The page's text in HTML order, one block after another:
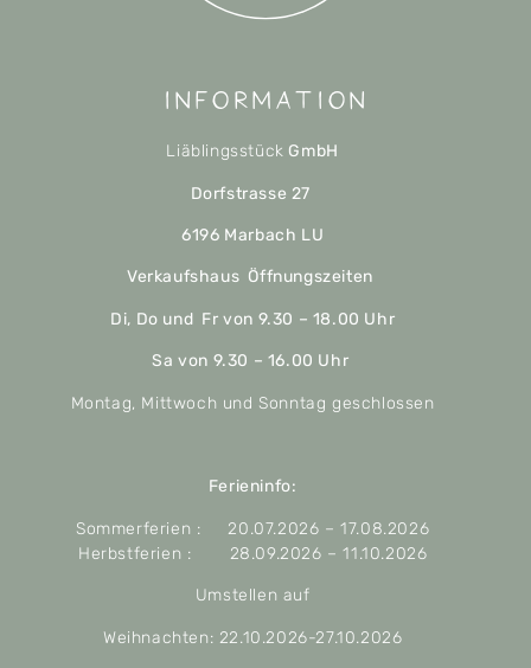
Information
Liäblingsstück GmbH
Dorfstrasse 27
6196 Marbach LU
Verkaufshaus Öffnungszeiten
Di, Do und Fr von 9.30 – 18.00 Uhr
Sa von 9.30 – 16.00 Uhr
Montag, Mittwoch und Sonntag geschlossen
Ferieninfo:
Sommerferien : 20.07.2026 – 17.08.2026
Herbstferien : 28.09.2026 – 11.10.2026
Umstellen auf
Weihnachten: 22.10.2026-27.10.2026